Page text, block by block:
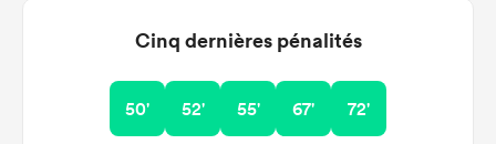
Cinq dernières pénalités
50' 52' 55' 67' 72'